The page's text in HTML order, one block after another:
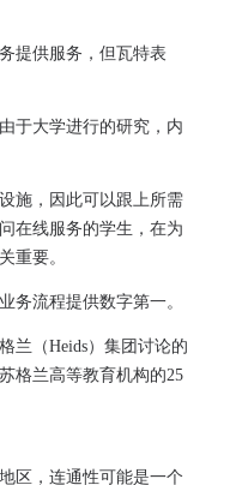
提供服务，但瓦特表
于大学进行的研究，内
施，因此可以跟上所需
在线服务的学生，在为
重要。
务流程提供数字第一。
兰（Heids）集团讨论的
格兰高等教育机构的25
区，连通性可能是一个